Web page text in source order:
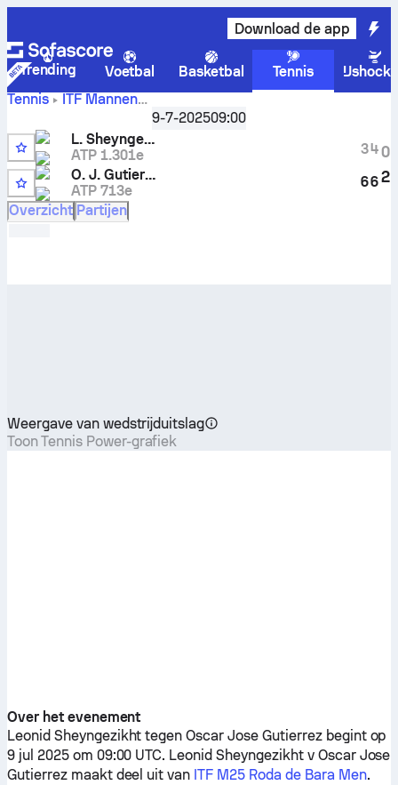
Download de app
Trending Voetbal Basketbal Tennis
Tennis
ITF Mannen
ITF M25 Roda de Bara Men,Achtste finales
SheyngezikhtvsOscar Jose Gutierrez
resultaten
9-7-202509:00
L. Sheyngezikht
ATP 1.301e
O. J. Gutierrez
ATP 713e
3
6
4
6
0
2
Overzicht Partijen
Weergave van wedstrijduitslag
Toon Tennis Power-grafiek
Over het evenement
Leonid Sheyngezikht tegenOscar Jose Gutierrezbegint op
9 jul 2025 om 09:00 UTC. Leonid Sheyngezikhtv Oscar Jose
Gutierrezmaakt deel uit van ITF M25 Roda de Bara Men.